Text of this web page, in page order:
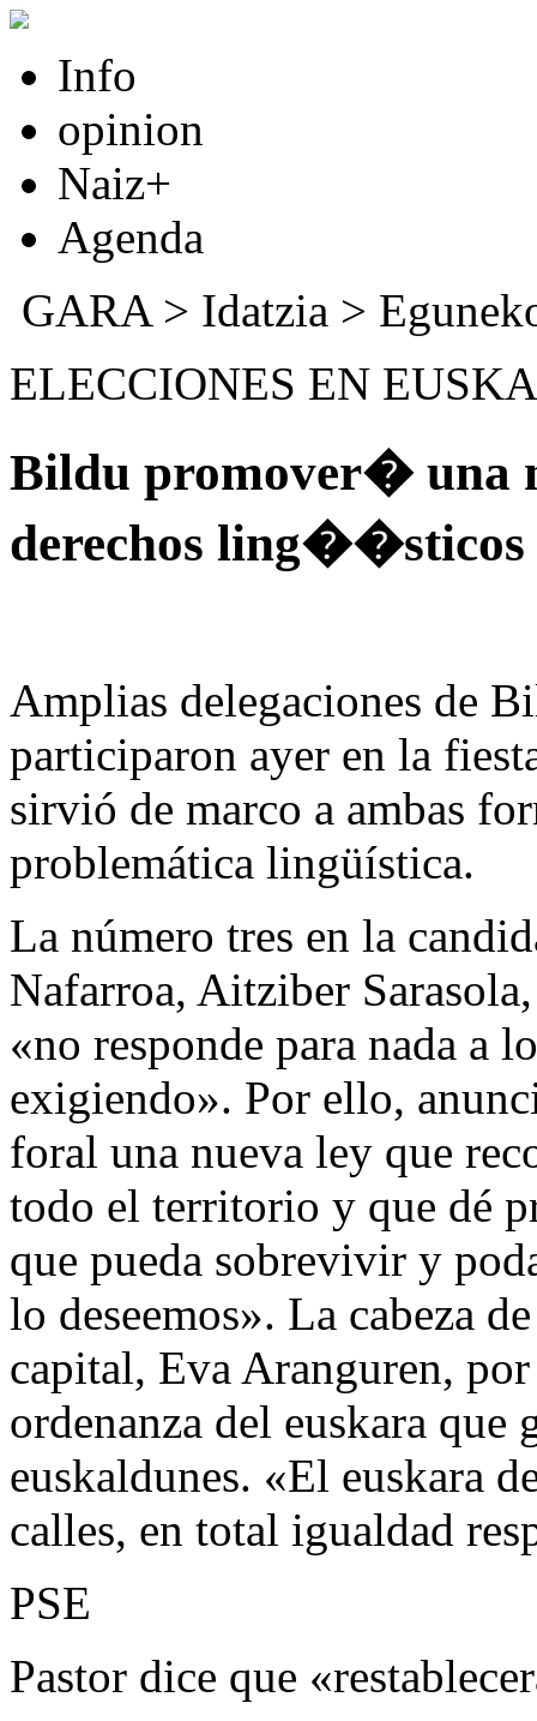
Info
opinion
Naiz+
Agenda
GARA> Idatzia >
ELECCIONES EN
Bildu promover� una
derechos ling��sticos
Amplias delegaciones de
participaron ayer en la
sirvió de marco a ambas
problemática lingüística.
La número tres en la
Nafarroa, Aitziber
«no responde para nada a
exigiendo». Por ello,
foral una nueva ley que
todo el territorio y que dé
que pueda sobrevivir y
lo deseemos». La cabeza
capital, Eva Aranguren,
ordenanza del euskara que
euskaldunes. «El euskara
calles, en total igualdad
PSE
Pastor dice que